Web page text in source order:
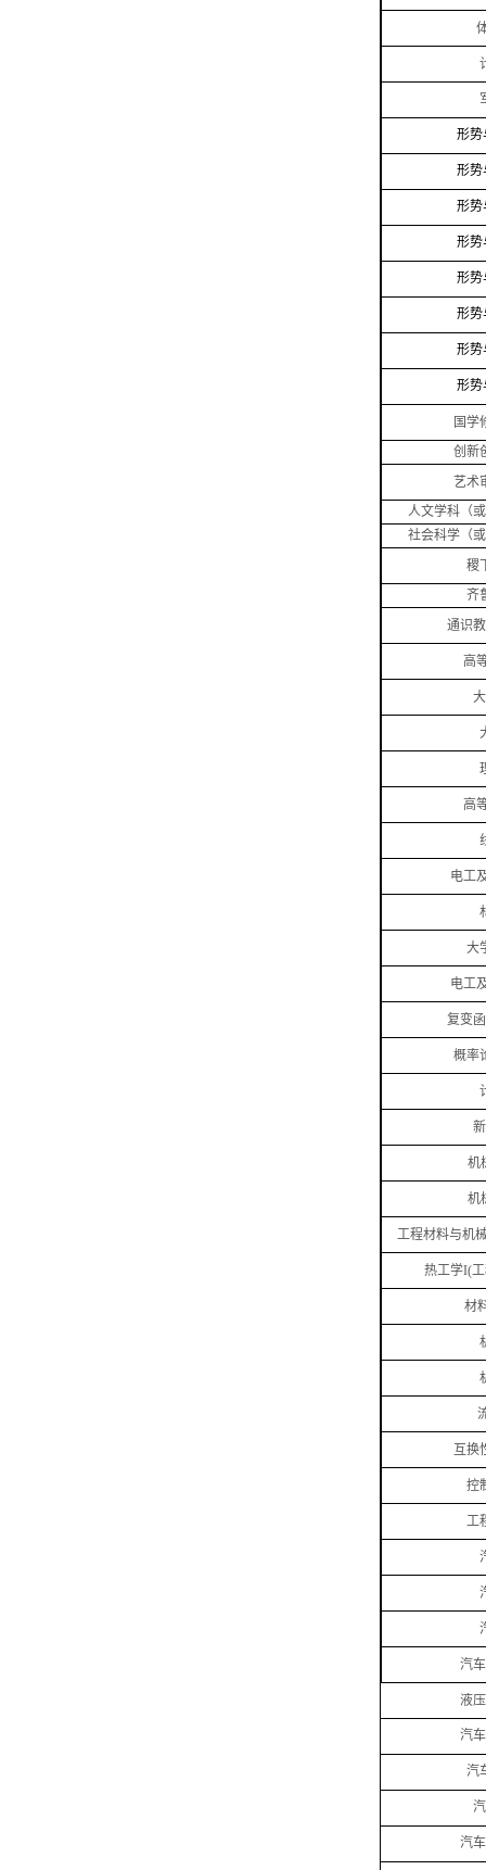
形势
形势
形势
形势
形势
形势
形势
形势
国学
创新
艺术
人文学科（
社会科学（
稷
齐
通识
高
高
电工
大
电工
复变
概率
机
机
工程材料与机
热工学I(
材
互换
控
工
汽
液
汽
汽
汽